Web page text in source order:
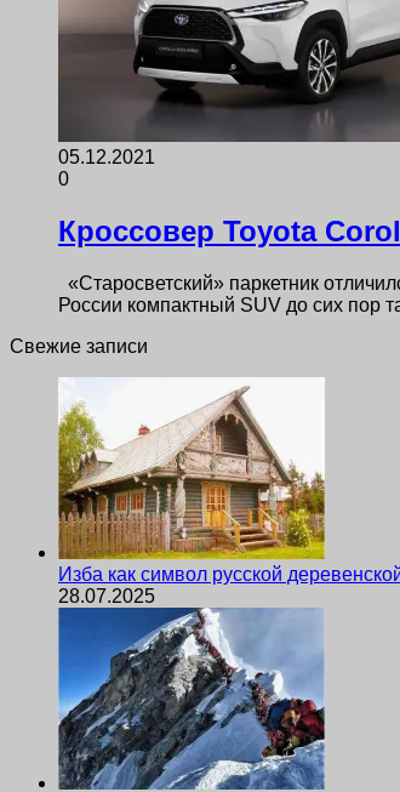
05.12.2021
0
Кроссовер Toyota
«Старосветский» паркетник
России компактный SUV до сих пор
Свежие записи
Изба как символ русской
28.07.2025